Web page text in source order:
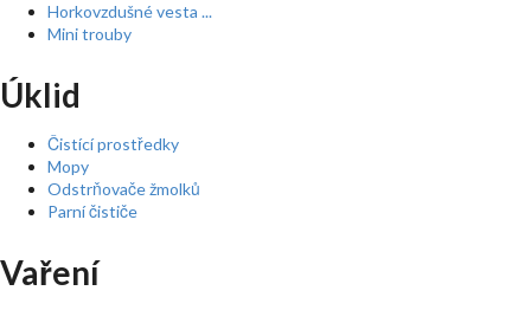
Horkovzdušné vesta ...
Mini trouby
Úklid
Čistící prostředky
Mopy
Odstrňovače žmolků
Parní čističe
Vaření